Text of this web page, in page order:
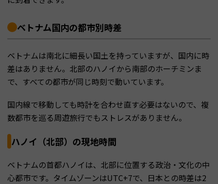
ベトナム国内の都市別時差
ベトナムは南北に細長い国土を持っていますが、国内に時
差はありません。北部のハノイから南部のホーチミンま
で、すべての都市が同じ時刻で動いています。
国内線で移動しても時計を合わせ直す必要はないので、複
数都市を巡る周遊旅行でもストレスがありません。
ハノイ（北部）の現地時間
ベトナムの首都ハノイは、北部に位置する政治・文化の中
心都市です。タイムゾーンはUTC+7で、日本との時差は2